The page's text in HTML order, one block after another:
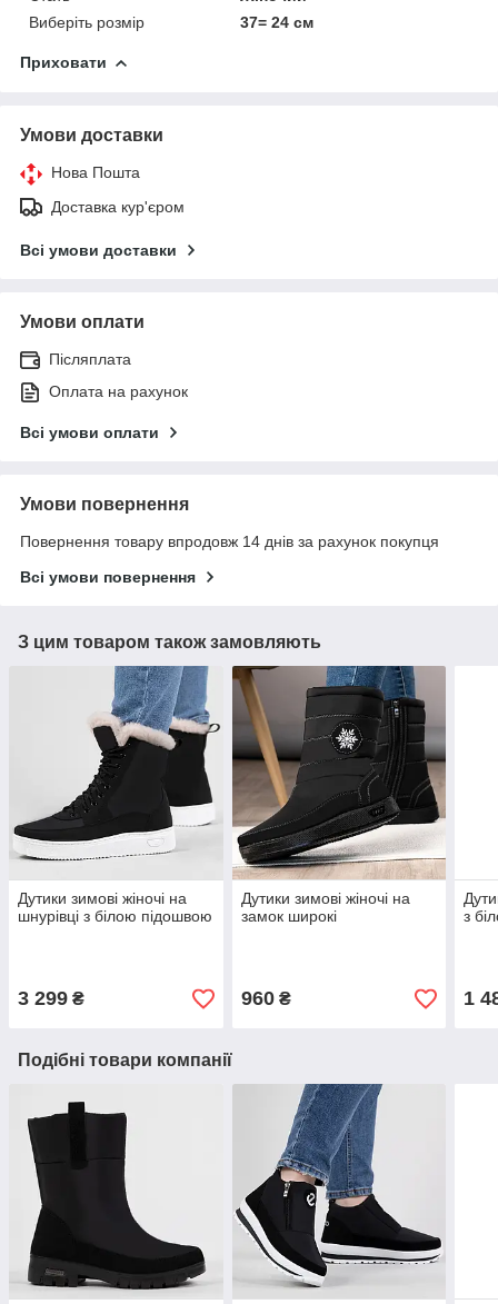
Виберіть розмір
37= 24 см
Приховати
Умови доставки
Нова Пошта
Доставка кур'єром
Всі умови доставки
Умови оплати
Післяплата
Оплата на рахунок
Всі умови оплати
Умови повернення
Повернення товару впродовж 14 днів за рахунок покупця
Всі умови повернення
З цим товаром також замовляють
Дутики зимові жіночі на
шнурівці з білою підошвою
3 299 ₴
Дутики зимові жіночі на
замок широкі
960₴
з
1
Подібні товари компанії